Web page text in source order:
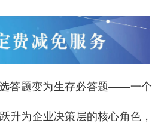
答题变为生存必答题——一个
升为企业决策层的核心角色，